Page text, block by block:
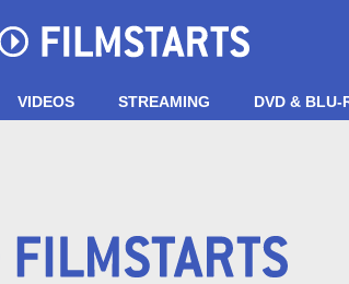
VIDEOS STREAMING DVD & BLU-